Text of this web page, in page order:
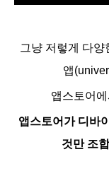
그냥 저렇게 다양
앱
앱스토어
앱스토어가 디바
것만 조